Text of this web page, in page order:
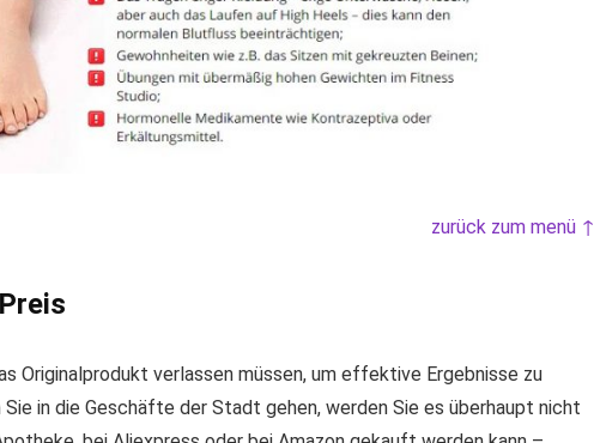
zurück zum menü ↑
Originalprodukt verlassen müssen, um effektive Ergebnisse zu
in die Geschäfte der Stadt gehen, werden Sie es überhaupt nicht